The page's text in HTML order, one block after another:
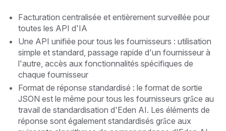
Facturation centralisée et entièrement surveillée pour
toutes les API d'IA
Une API unifiée pour tous les fournisseurs : utilisation
simple et standard, passage rapide d'un fournisseur à
l'autre, accès aux fonctionnalités spécifiques de
chaque fournisseur
Format de réponse standardisé : le format de sortie
JSON est le même pour tous les fournisseurs grâce au
travail de standardisation d'Eden AI. Les éléments de
réponse sont également standardisés grâce aux